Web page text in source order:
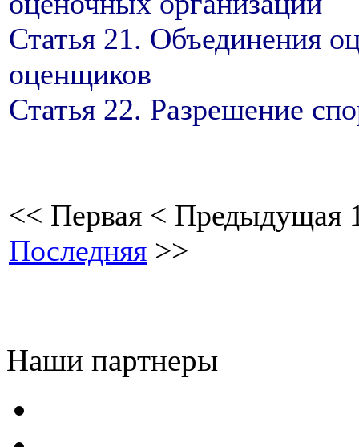
Статья 21. Объединения
оценщиков
Статья 22. Разрешение
<< Первая < Предыдущая
Последняя >>
Наши партнеры